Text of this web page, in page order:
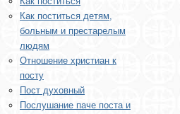
Как поститься детям,
больным и престарелым
людям
Отношение христиан к
посту
Пост духовный
Послушание паче поста и